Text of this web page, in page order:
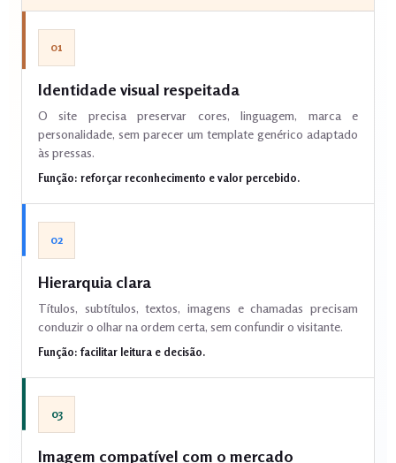
01
Identidade visual respeitada
O site precisa preservar cores, linguagem, marca e
personalidade, sem parecer um template genérico adaptado
às pressas.
Função: reforçar reconhecimento e valor percebido.
02
Hierarquia clara
Títulos, subtítulos, textos, imagens e chamadas precisam
conduzir o olhar na ordem certa, sem confundir o visitante.
Função: facilitar leitura e decisão.
03
Imagem compatível com o mercado